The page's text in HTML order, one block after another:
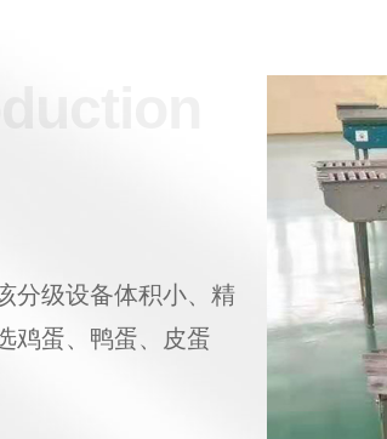
分级设备体积小、精
鸡蛋、鸭蛋、皮蛋